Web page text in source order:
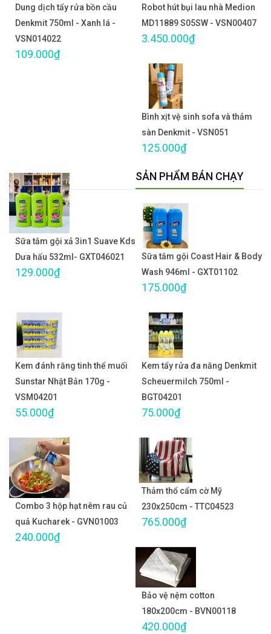
Dung dịch tẩy rửa bồn cầu
Denkmit 750ml - Xanh lá -
VSN014022
109.000₫
Robot hút bụi lau nhà Medion
MD11889 S05SW - VSN00407
3.450.000₫
Bình xịt vệ sinh sofa và thảm
sàn Denkmit - VSN051
125.000₫
Sữa tắm gội xả 3in1 Suave Kds
Dưa hấu 532ml- GXT046021
129.000₫
SẢN PHẨM BÁN CHẠY
Sữa tắm gội Coast Hair & Body
Wash 946ml - GXT01102
175.000₫
Kem đánh răng tinh thể muối
Sunstar Nhật Bản 170g -
VSM04201
55.000₫
Kem tẩy rửa đa năng Denkmit
Scheuermilch 750ml -
BGT04201
75.000₫
Combo 3 hộp hạt nêm rau củ
quả Kucharek - GVN01003
240.000₫
Thảm thổ cẩm cờ Mỹ
230x250cm - TTC04523
765.000₫
Bảo vệ nệm cotton
180x200cm - BVN00118
420.000₫